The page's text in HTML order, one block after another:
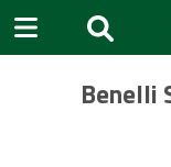
Benelli